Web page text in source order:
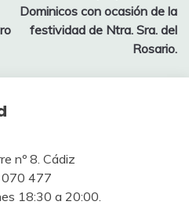
Dominicos con ocasión de la
festividad de Ntra. Sra. del
Rosario.
nº 8. Cádiz
477
18:30 a 20:00.